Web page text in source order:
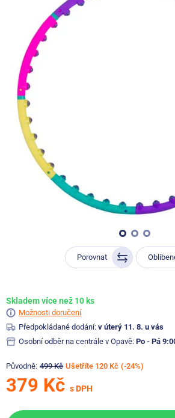
Skladem více než 10 ks
Možnosti doručení
Předpokládané dodání: v úterý 11. 8. u vás
Osobní odběr na centrále v Opavě: Po - Pá
Původně: 499 Kč Ušetříte 120 Kč (-24%)
379 Kč s DPH
Porovnat